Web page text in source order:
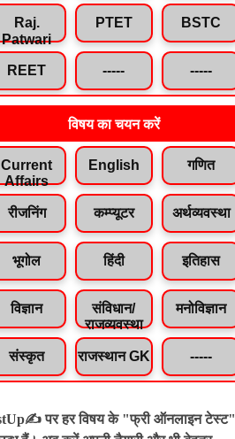
Raj.
Patwari
PTET BSTC
REET ----- -----
विषय का चयन करें
Current
Affairs
English गणित
रीजनिंग कम्प्यूटर अर्थव्यवस्था
भूगोल हिंदी इतिहास
विज्ञान
संविधान/
राजव्यवस्था
मनोविज्ञान
संस्कृत राजस्थान GK -----
पर हर विषय के "फ्री ऑनलाइन टेस्ट"